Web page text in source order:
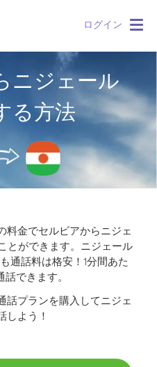
ログイン
ニジェール
る方法
料金でセルビアからニジェ
ができます。 ニジェール
通話料は格安！1分間あた
できます。
話プランを購入してニジェ
しよう！